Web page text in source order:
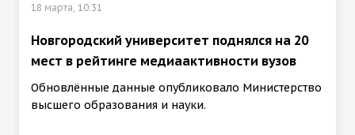
18 марта, 10:31
Новгородский университет поднялся на 20
мест в рейтинге медиаактивности вузов
Обновлённые данные опубликовало Министерство
высшего образования и науки.